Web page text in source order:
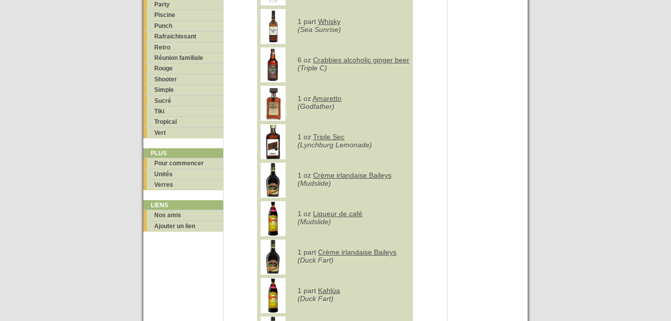
Party
Piscine
Punch
Rafraichissant
Retro
Réunion familiale
Rouge
Shooter
Simple
Sucré
Tiki
Tropical
Vert
PLUS
Pour commencer
Unités
Verres
LIENS
Nos amis
Ajouter un lien
1 part Whisky
(Sea Sunrise)
6 oz Crabbies alcoholic ginger beer
(Triple C)
1 oz Amaretto
(Godfather)
1 oz Triple Sec
(Lynchburg Lemonade)
1 oz Crème irlandaise Baileys
(Mudslide)
1 oz Liqueur de café
(Mudslide)
1 part Crème irlandaise Baileys
(Duck Fart)
1 part Kahlúa
(Duck Fart)